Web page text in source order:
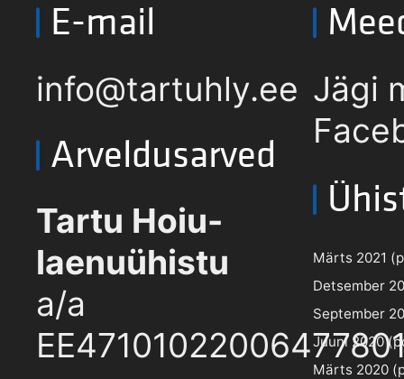
E-mail
info@tartuhly.ee
Arveldusarved
Tartu Hoiu-
laenuühistu
a/a
Jägi
Märts 2021
Detsember
September
Juuni 2020
Märts 2020